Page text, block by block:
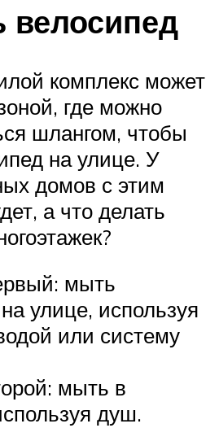
велосипед
комплекс может
где можно
шлангом, чтобы
на улице. У
домов с этим
а что делать
мыть
улице, используя
или систему
мыть в
душ.